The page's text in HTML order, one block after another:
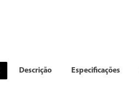
Descrição Especificações